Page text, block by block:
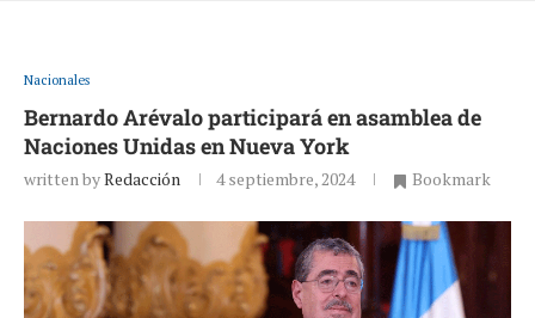
Nacionales
Bernardo Arévalo participará en asamblea de
Naciones Unidas en Nueva York
written byRedacción 4 septiembre, 2024 Bookmark